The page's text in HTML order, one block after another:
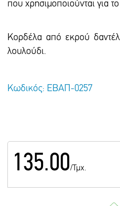
που χρησιμοποιούνται για
Κορδέλα από εκρού
λουλούδι.
Κωδικός: ΕΒΑΠ-0257
135.00/Τμχ.